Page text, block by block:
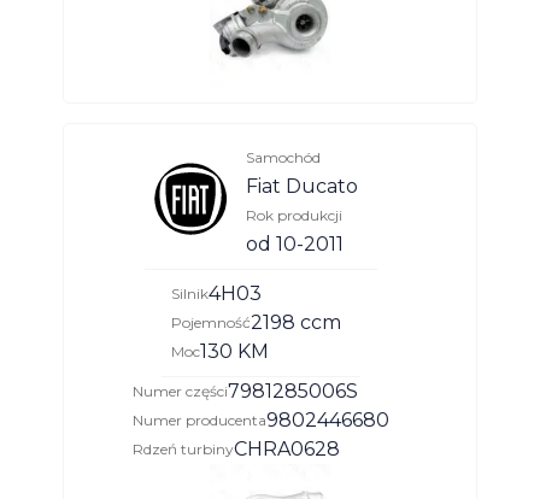
Samochód
Fiat Ducato
Rok produkcji
od 10-2011
Silnik4H03
Pojemność2198 ccm
Moc130 KM
Numer części7981285006S
Numer producenta9802446680
Rdzeń turbinyCHRA0628